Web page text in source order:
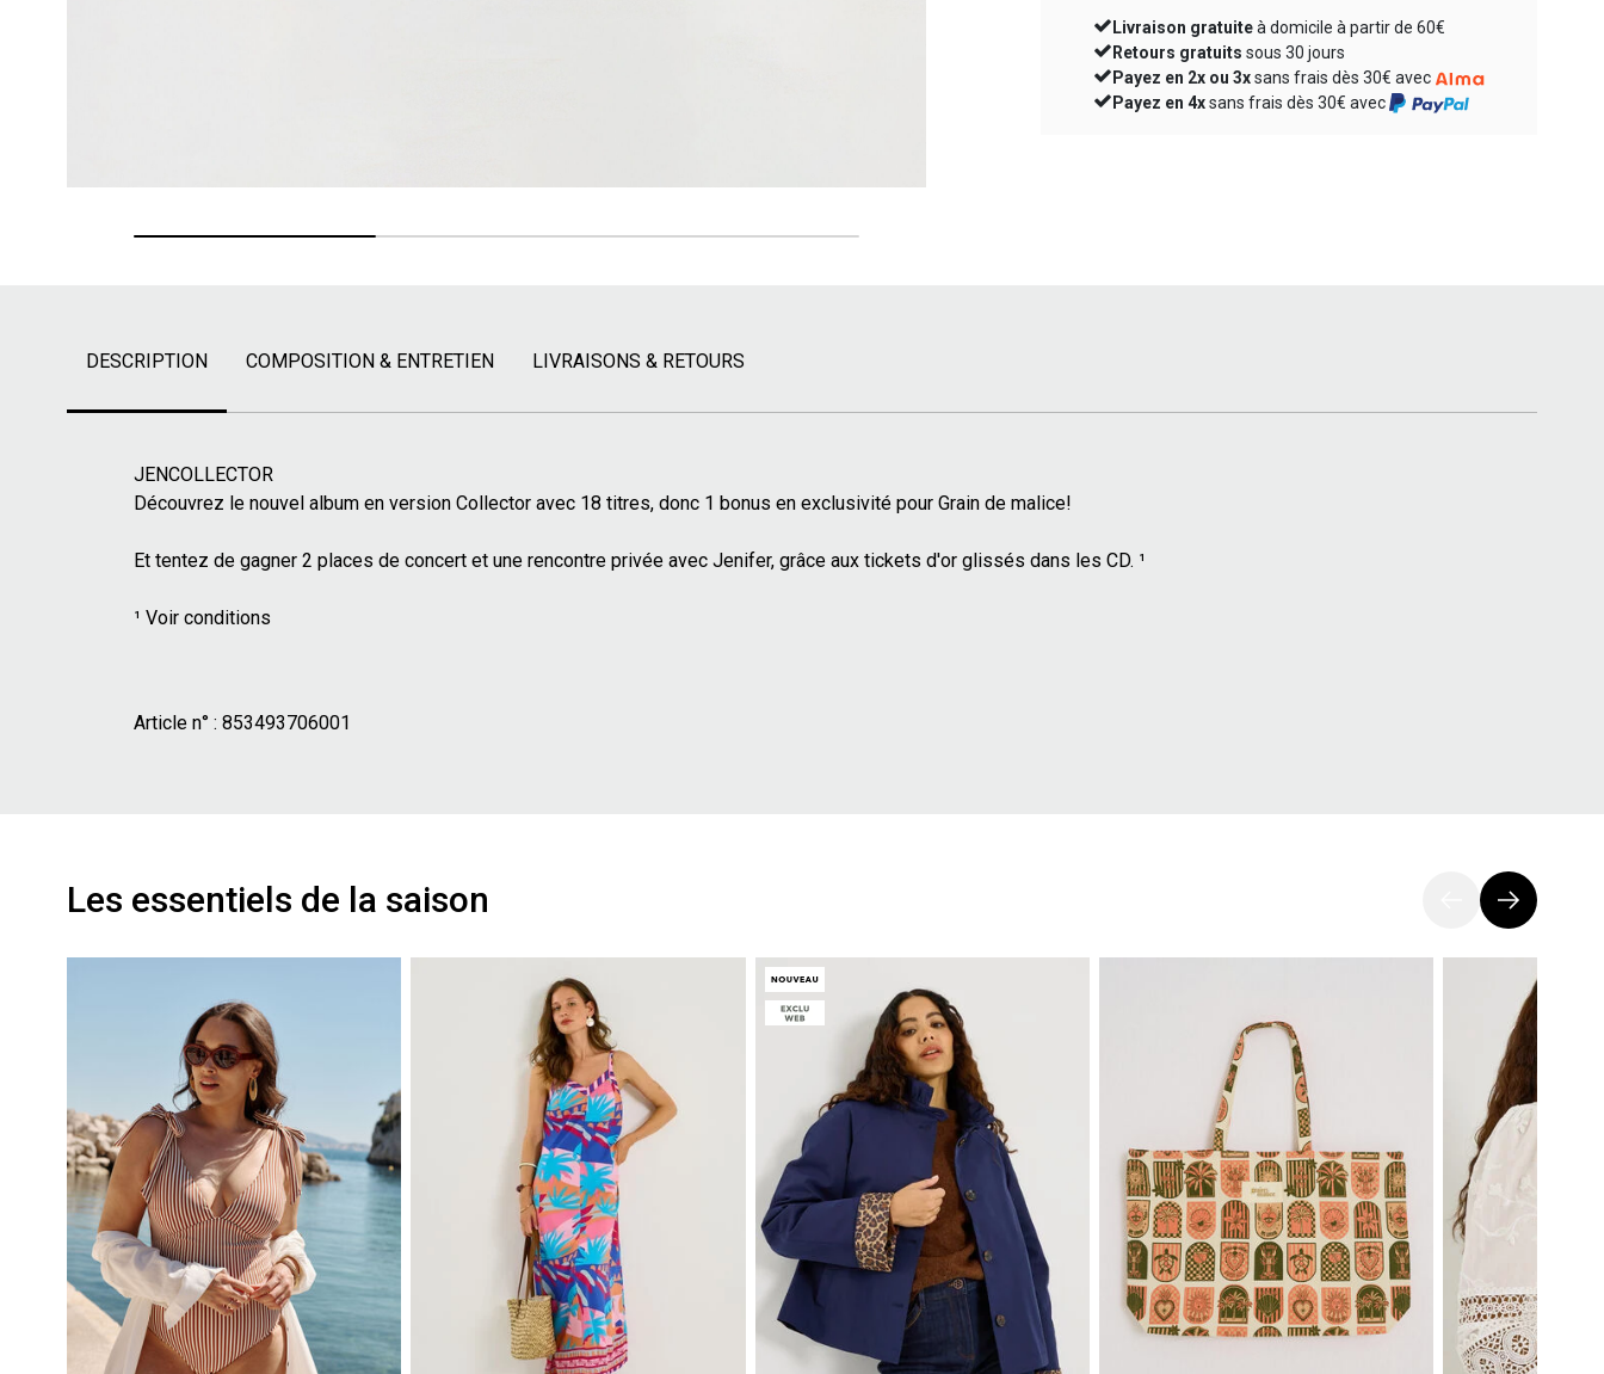
Livraison gratuite
à domicile à partir de 60€
Retours gratuits
sous 30 jours
Payez en 2x ou 3x
sans frais dès 30€ avec
Payez en 4x
sans frais dès 30€ avec
DESCRIPTION COMPOSITION & ENTRETIEN LIVRAISONS & RETOURS
JENCOLLECTOR
Découvrez le nouvel album en version Collector avec 18 titres, donc 1 bonus en exclusivité pour Grain de malice!
Et tentez de gagner 2 places de concert et une rencontre privée avec Jenifer, grâce aux tickets d'or glissés dans les CD. ¹
¹ Voir conditions
Article n° : 853493706001
Les essentiels de la saison